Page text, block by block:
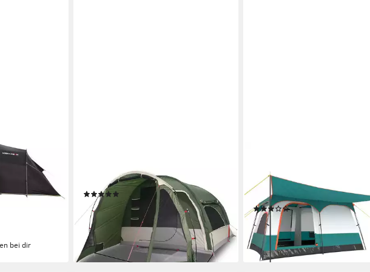
6
bei dir
Grün Wasserdicht, (1 tlg)
(1)
ab 182,99 €
lieferbar - in 5-6 Werktagen bei dir
wasserdichtes Campingzelt mit
Tragetasche
(6)
ab 172,99 € UVP199,99 €
-14%
lieferbar - in 3-4 Werktagen bei dir